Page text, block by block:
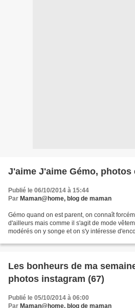
J'aime J'aime Gémo, photos
Publié le 06/10/2014 à 15:44
Par Maman@home, blog de maman
Gémo quand on est parent, on connaît
d'ailleurs mais comme il s'agit de mode
modérés on y songe et on s'y intéresse
Les bonheurs de ma
photos instagram (67)
Publié le 05/10/2014 à 06:00
Par Maman@home, blog de maman